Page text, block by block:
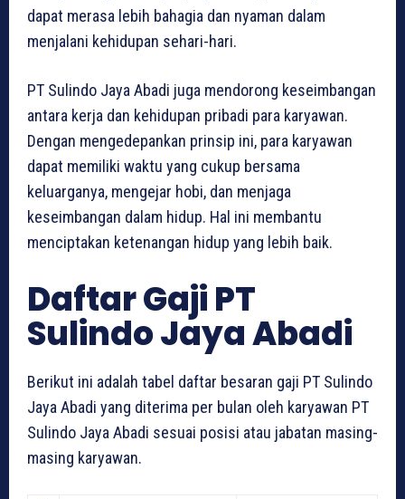
dapat merasa lebih bahagia dan nyaman dalam
menjalani kehidupan sehari-hari.
PT Sulindo Jaya Abadi juga mendorong keseimbangan
antara kerja dan kehidupan pribadi para karyawan.
Dengan mengedepankan prinsip ini, para karyawan
dapat memiliki waktu yang cukup bersama
keluarganya, mengejar hobi, dan menjaga
keseimbangan dalam hidup. Hal ini membantu
menciptakan ketenangan hidup yang lebih baik.
Daftar Gaji PT
Sulindo Jaya Abadi
Berikut ini adalah tabel daftar besaran gaji PT Sulindo
Jaya Abadi yang diterima per bulan oleh karyawan PT
Sulindo Jaya Abadi sesuai posisi atau jabatan masing-
masing karyawan.